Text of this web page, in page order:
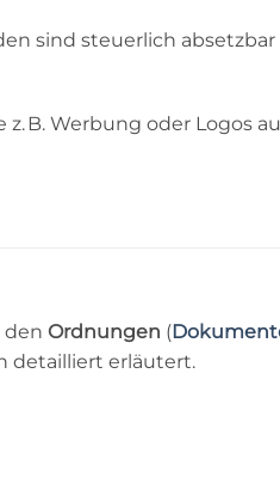
sind steuerlich
B. Werbung oder Logos
den Ordnungen (
detailliert erläutert.